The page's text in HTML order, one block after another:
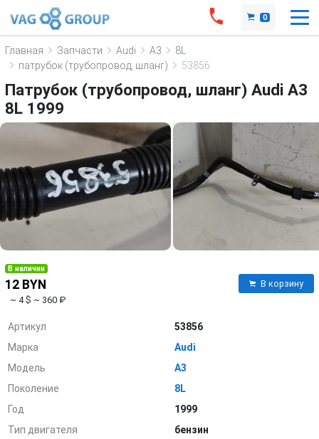
0
Главная Запчасти Audi A3
8L
патрубок (трубопровод, шланг)
53856
Патрубок (трубопровод, шланг) Audi A3
8L 1999
В наличии
12 BYN
~ 4 $ ~ 360 ₽
В корзину
Артикул
53856
Марка
Audi
Модель
A3
Поколение
8L
Год
1999
Тип двигателя
бензин